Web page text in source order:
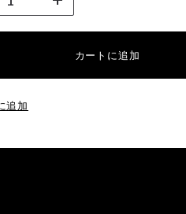
カートに追加
追加